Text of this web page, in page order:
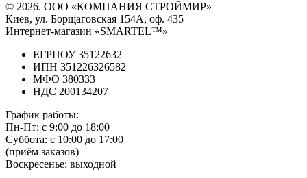
© 2026. ООО «КОМПАНИЯ СТРОЙМИР»
Киев, ул. Борщаговская 154А, оф. 435
Интернет-магазин «SMARTEL™»
ЕГРПОУ 35122632
ИПН 351226326582
МФО 380333
НДС 200134207
График работы:
Пн-Пт: с 9:00 до 18:00
Суббота: с 10:00 до 17:00
(приём заказов)
Воскресенье: выходной